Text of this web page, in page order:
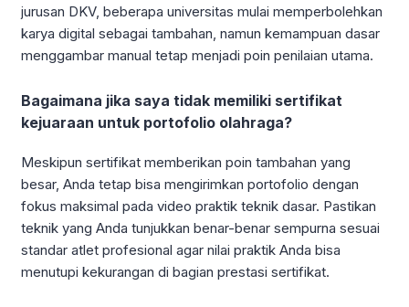
jurusan DKV, beberapa universitas mulai memperbolehkan
karya digital sebagai tambahan, namun kemampuan dasar
menggambar manual tetap menjadi poin penilaian utama.
Bagaimana jika saya tidak memiliki sertifikat
kejuaraan untuk portofolio olahraga?
Meskipun sertifikat memberikan poin tambahan yang
besar, Anda tetap bisa mengirimkan portofolio dengan
fokus maksimal pada video praktik teknik dasar. Pastikan
teknik yang Anda tunjukkan benar-benar sempurna sesuai
standar atlet profesional agar nilai praktik Anda bisa
menutupi kekurangan di bagian prestasi sertifikat.